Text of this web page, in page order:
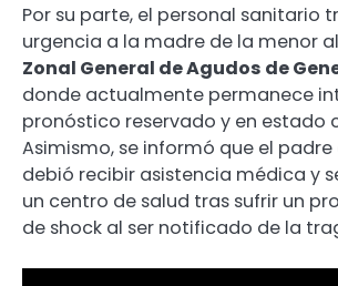
Por su parte, el personal sanitario
urgencia a la madre de la menor al
Zonal General de Agudos de
donde actualmente permanece
pronóstico reservado y en estado
Asimismo, se informó que el
debió recibir asistencia médica y
un centro de salud tras sufrir un
de shock al ser notificado de la